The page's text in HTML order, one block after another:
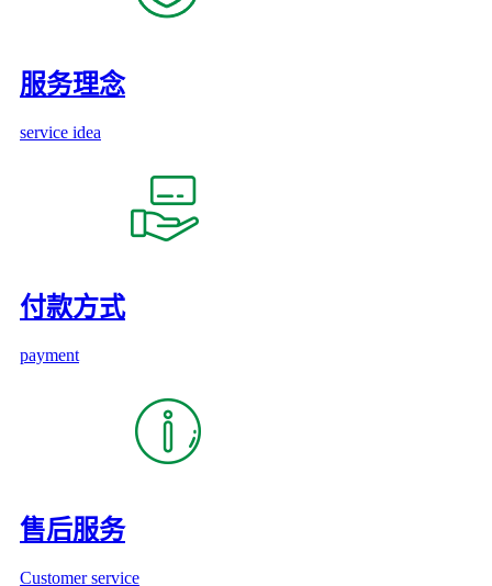
服务理念
service idea
付款方式
payment
售后服务
Customer service